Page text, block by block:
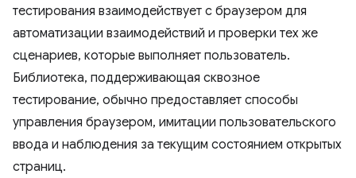
тестирования взаимодействует с браузером для
автоматизации взаимодействий и проверки тех же
сценариев, которые выполняет пользователь.
Библиотека, поддерживающая сквозное
тестирование, обычно предоставляет способы
управления браузером, имитации пользовательского
ввода и наблюдения за текущим состоянием открытых
страниц.